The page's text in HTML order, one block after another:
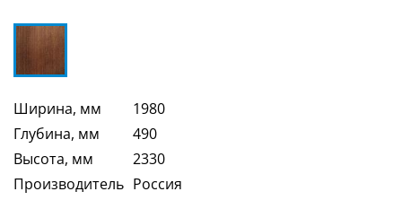
Ширина, мм
1980
Глубина, мм
490
Высота, мм
2330
Производитель Россия